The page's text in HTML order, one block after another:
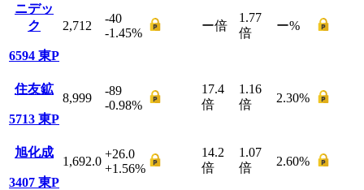
ニデッ
ク
6594 東P
2,712
-40
-1.45%
ー倍
1.77
倍
ー%
住友鉱
5713 東P
8,999
-89
-0.98%
17.4
倍
1.16
倍
2.30%
旭化成
3407 東P
1,692.0
+26.0
+1.56%
14.2
倍
1.07
倍
2.60%